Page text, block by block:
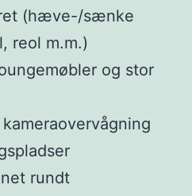
(hæve-/sænke
reol m.m.)
og stor
rundt